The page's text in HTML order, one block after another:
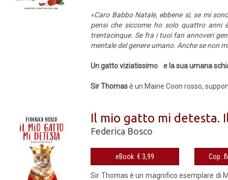
«Caro Babbo Natale, ebbene sì, se mi
pensi che siccome ho solo quattro
trentacinque. Se fra i tuoi fan annoveri
mentale del genere umano. Anche se non
Un gatto viziatissimo e la sua umana
Sir Thomasè un Maine Coon rosso,
Il mio gatto mi detesta.
Federica Bosco
eBook € 3,99
Sir Thomas è un magnifico esemplare di